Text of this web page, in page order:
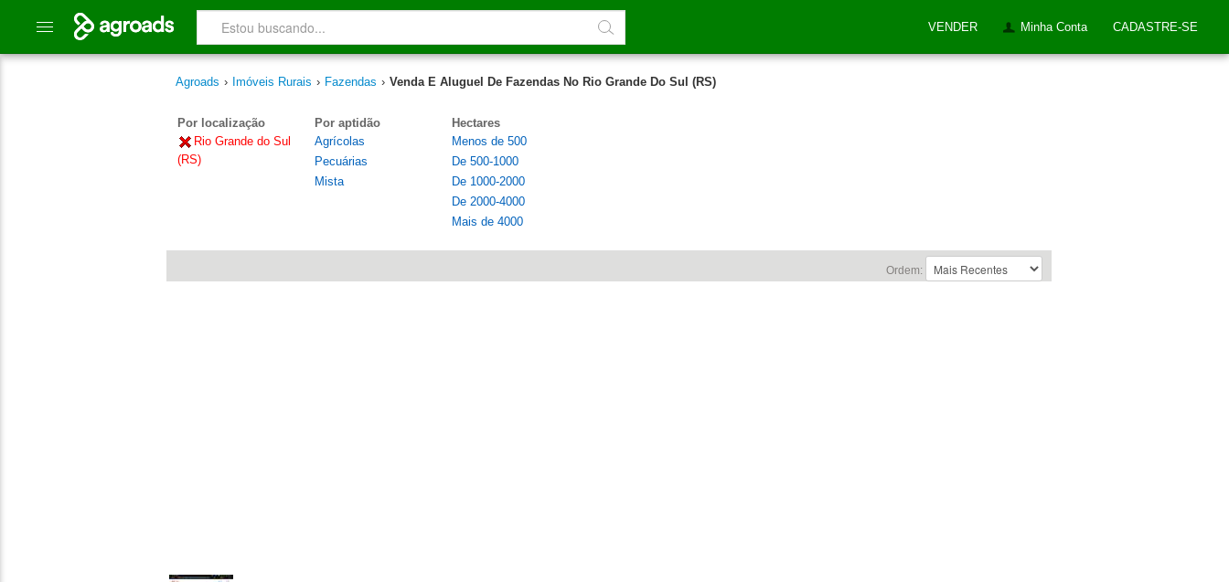
VENDER Minha Conta CADASTRE-SE
Agroads › Imóveis Rurais › Fazendas › Venda E Aluguel De Fazendas No Rio Grande Do Sul (RS)
Por localização
Rio Grande do Sul
(RS)
Por aptidão
Agrícolas
Pecuárias
Mista
Hectares
Menos de 500
De 500-1000
De 1000-2000
De 2000-4000
Mais de 4000
Ordem: